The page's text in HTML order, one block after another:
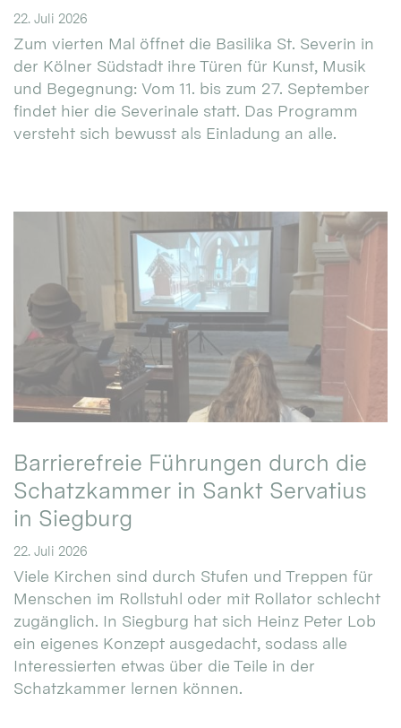
22. Juli 2026
Zum vierten Mal öffnet die Basilika St. Severin in
der Kölner Südstadt ihre Türen für Kunst, Musik
und Begegnung: Vom 11. bis zum 27. September
findet hier die Severinale statt. Das Programm
versteht sich bewusst als Einladung an alle.
Barrierefreie Führungen durch die
Schatzkammer in Sankt Servatius
in Siegburg
22. Juli 2026
Viele Kirchen sind durch Stufen und Treppen für
Menschen im Rollstuhl oder mit Rollator schlecht
zugänglich. In Siegburg hat sich Heinz Peter Lob
ein eigenes Konzept ausgedacht, sodass alle
Interessierten etwas über die Teile in der
Schatzkammer lernen können.